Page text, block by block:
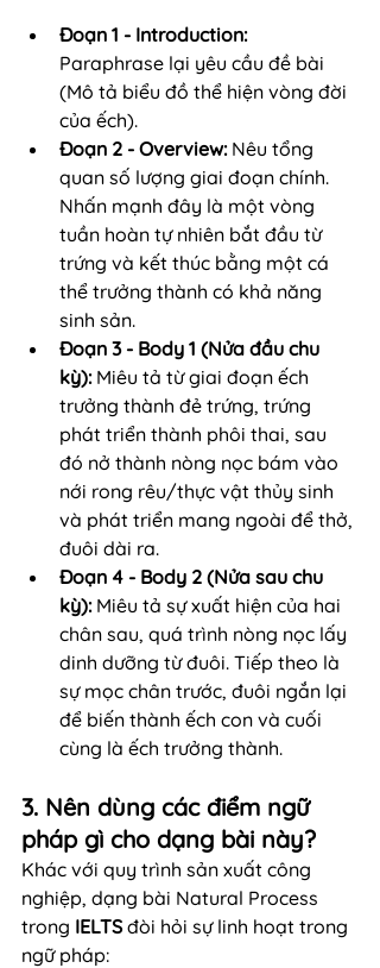
Đoạn 1 - Introduction:
Paraphrase lại yêu cầu đề bài
(Mô tả biểu đồ thể hiện vòng đời
của ếch).
Đoạn 2 - Overview: Nêu tổng
quan số lượng giai đoạn chính.
Nhấn mạnh đây là một vòng
tuần hoàn tự nhiên bắt đầu từ
trứng và kết thúc bằng một cá
thể trưởng thành có khả năng
sinh sản.
Đoạn 3 - Body 1 (Nửa đầu chu
kỳ): Miêu tả từ giai đoạn ếch
trưởng thành đẻ trứng, trứng
phát triển thành phôi thai, sau
đó nở thành nòng nọc bám vào
nới rong rêu/thực vật thủy sinh
và phát triển mang ngoài để thở,
đuôi dài ra.
Đoạn 4 - Body 2 (Nửa sau chu
kỳ): Miêu tả sự xuất hiện của hai
chân sau, quá trình nòng nọc lấy
dinh dưỡng từ đuôi. Tiếp theo là
sự mọc chân trước, đuôi ngắn lại
để biến thành ếch con và cuối
cùng là ếch trưởng thành.
3. Nên dùng các điểm ngữ
pháp gì cho dạng bài này?
Khác với quy trình sản xuất công
nghiệp, dạng bài Natural Process
trong IELTS đòi hỏi sự linh hoạt trong
ngữ pháp: